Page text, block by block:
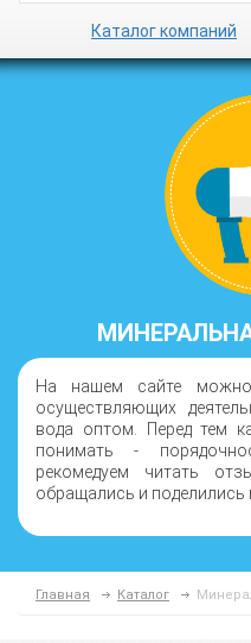
Каталог компаний
На нашем сайте можно
осуществляющих
вода оптом. Перед тем
понимать -
рекомедуем читать
обращались и поделились
Главная Каталог